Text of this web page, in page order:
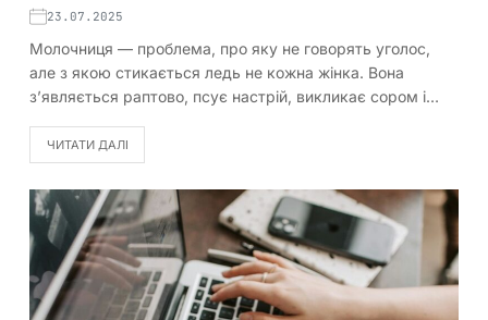
23.07.2025
Молочниця — проблема, про яку не говорять уголос,
але з якою стикається ледь не кожна жінка. Вона
з’являється раптово, псує настрій, викликає сором і…
ЧИТАТИ ДАЛІ